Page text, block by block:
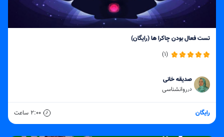
تست فعال بودن چاکرا ها (رایگان)
(1)
صدیقه خانی
در روانشناسی
رایگان 2:00 ساعت